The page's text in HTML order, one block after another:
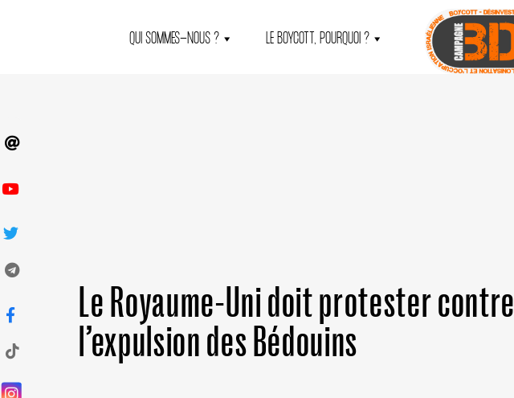
QUI SOMMES-NOUS ? LE BOYCOTT, POURQUOI ?
Le Royaume-Uni doit protester contre
l’expulsion des Bédouins